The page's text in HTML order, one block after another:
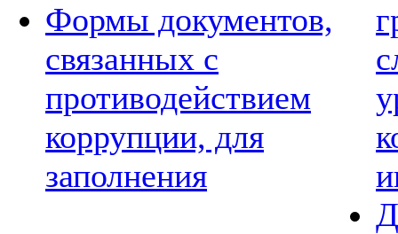
Формы документов,
связанных с
противодействием
коррупции, для
заполнения